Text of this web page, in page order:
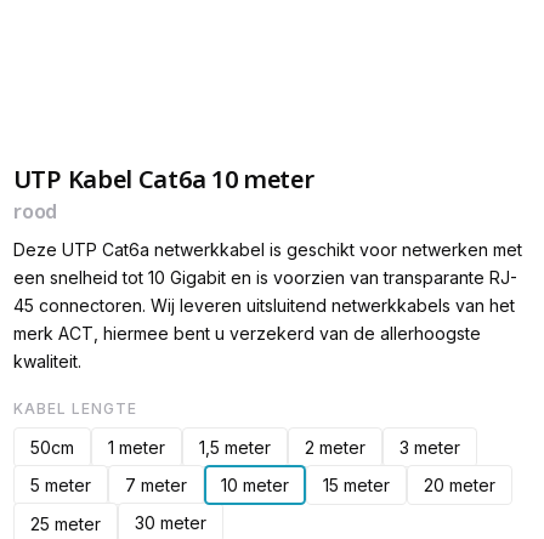
UTP Kabel Cat6a 10 meter
rood
Deze UTP Cat6a netwerkkabel is geschikt voor netwerken met
een snelheid tot 10 Gigabit en is voorzien van transparante RJ-
45 connectoren. Wij leveren uitsluitend netwerkkabels van het
merk ACT, hiermee bent u verzekerd van de allerhoogste
kwaliteit.
KABEL LENGTE
50cm 1 meter 1,5 meter 2 meter
3 meter
5 meter
7 meter 10 meter 15 meter
20 meter
25 meter
30 meter